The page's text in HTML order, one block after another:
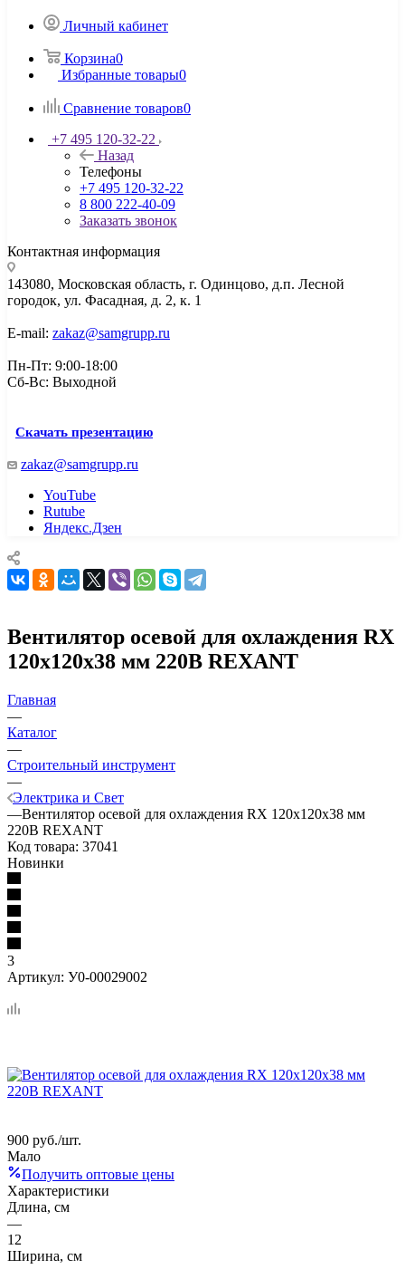
Личный кабинет
Корзина0
Избранные товары0
Сравнение товаров0
+7 495 120-32-22
Назад
Телефоны
+7 495 120-32-22
8 800 222-40-09
Заказать звонок
Контактная информация
143080, Mосковская область, г. Одинцово, д.п. Лесной
городок, ул. Фасадная, д. 2, к. 1
E-mail: zakaz@samgrupp.ru
Пн-Пт: 9:00-18:00
Сб-Вс: Выходной
Скачать презентацию
zakaz@samgrupp.ru
YouTube
Rutube
Яндекс.Дзен
Вентилятор осевой для охлаждения RX
120x120x38 мм 220В REXANT
Главная
—
Каталог
—
Строительный инструмент
—
Электрика и Свет
—Вентилятор осевой для охлаждения RX 120x120x38 мм
220В REXANT
Код товара: 37041
Новинки
3
Артикул: У0-00029002
900 руб./шт.
Мало
Получить оптовые цены
Характеристики
Длина, см
—
12
Ширина, см